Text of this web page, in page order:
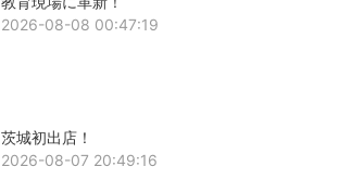
2026-08-08 00:47:19
茨城初出店！
2026-08-07 20:49:16